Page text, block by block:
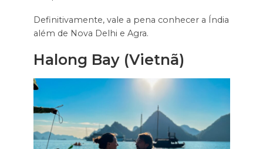
Definitivamente, vale a pena conhecer a Índia
além de Nova Delhi e Agra.
Halong Bay (Vietnã)